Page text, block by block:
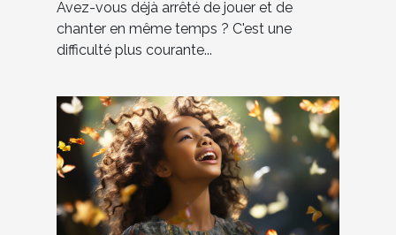
conseils
Avez-vous déjà arrêté de jouer et de
chanter en même temps ? C'est une
difficulté plus courante...